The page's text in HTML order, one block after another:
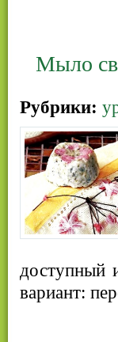
Мыло
Рубрики:
доступный
вариант: